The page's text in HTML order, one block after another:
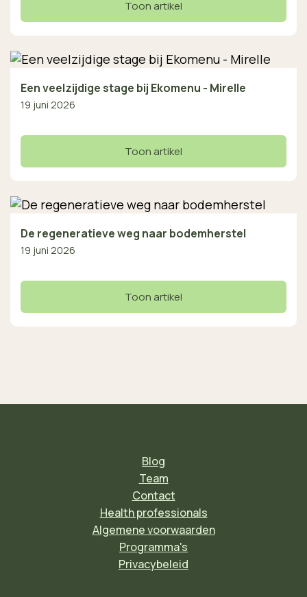
Toon artikel
Een veelzijdige stage bij Ekomenu - Mirelle
19 juni 2026
Toon artikel
De regeneratieve weg naar bodemherstel
19 juni 2026
Toon artikel
Blog
Team
Contact
Health professionals
Algemene voorwaarden
Programma's
Privacybeleid